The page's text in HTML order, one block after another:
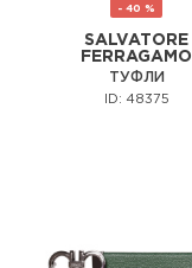
- 40 %
SALVATORE
FERRAGAMO
ТУФЛИ
ID: 48375